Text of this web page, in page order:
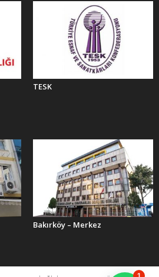
TESK
Bakırköy – Merkez